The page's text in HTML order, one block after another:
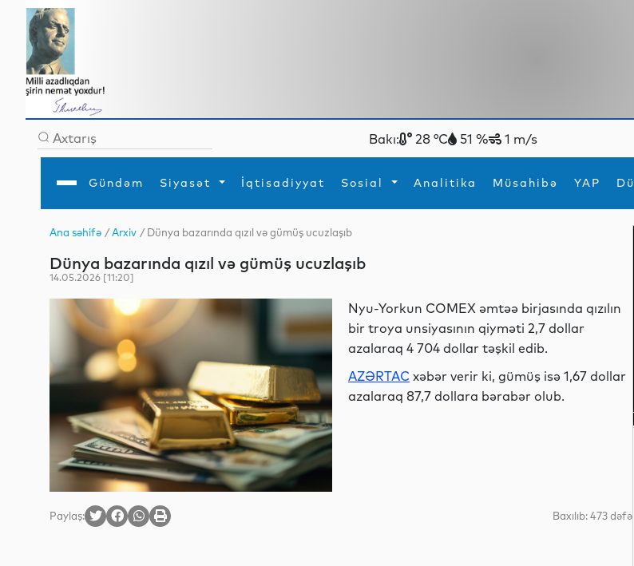
Bakı: 28 °C 51 % 1 m/s
Gündəm Siyasət İqtisadiyyat Sosial Analitika Müsahibə YAP
Gündəm
İqtisadiyyat
Analitika
Mədəniyyət
Müsahibə
MEDİA
Xarici siyasətTurizm
Hadisə
Diaspor
Ana səhifə /Arxiv / Dünya bazarında qızıl və gümüş ucuzlaşıb
Dünya bazarında qızıl və gümüş ucuzlaşıb
14.05.2026 [11:20]
Nyu-Yorkun COMEX əmtəə birjasında qızılın
bir troya unsiyasının qiyməti 2,7 dollar
azalaraq 4 704 dollar təşkil edib.
AZƏRTAC xəbər verir ki, gümüş isə 1,67 dollar
azalaraq 87,7 dollara bərabər olub.
Paylaş: Baxılıb: 473 dəfə